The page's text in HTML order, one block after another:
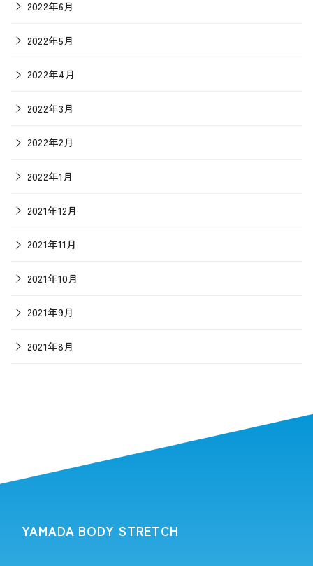
2022年6月
2022年5月
2022年4月
2022年3月
2022年2月
2022年1月
2021年12月
2021年11月
2021年10月
2021年9月
2021年8月
YAMADA BODY STRETCH